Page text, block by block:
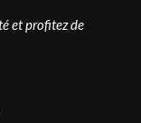
et profitez de